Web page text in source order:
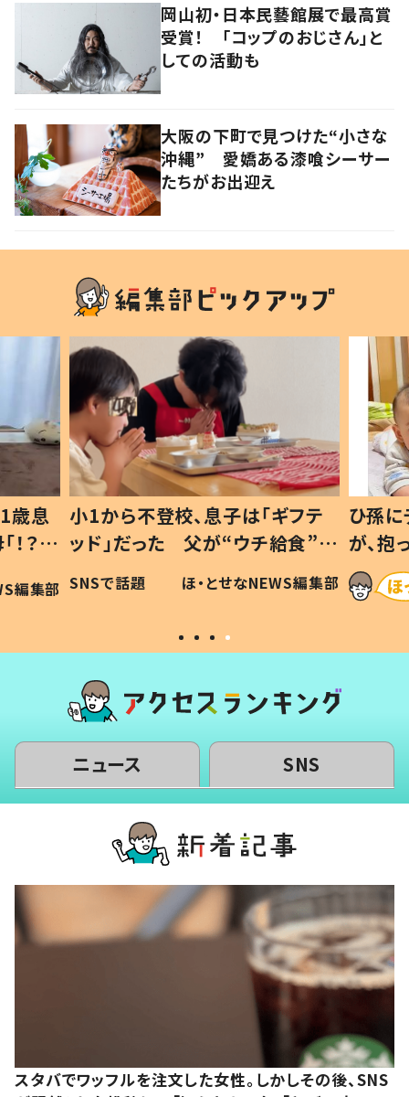
岡山初・日本民藝館展で最高賞
受賞！ 「コップのおじさん」と
しての活動も
大阪の下町で見つけた“小さな
沖縄” 愛嬌ある漆喰シーサー
たちがお出迎え
歳息
？」
編集部
小1から不登校、息子は「ギフテ
ッド」だった 父が“ウチ給食”を
作り続ける理由とは #令和の親
#令和の子
SNSで話題 ほ・とせなNEWS編集部
ひ孫
が、
「涙が
い」
ニュース SNS
スタバでワッフルを注文した女性。しかしその後、SNS